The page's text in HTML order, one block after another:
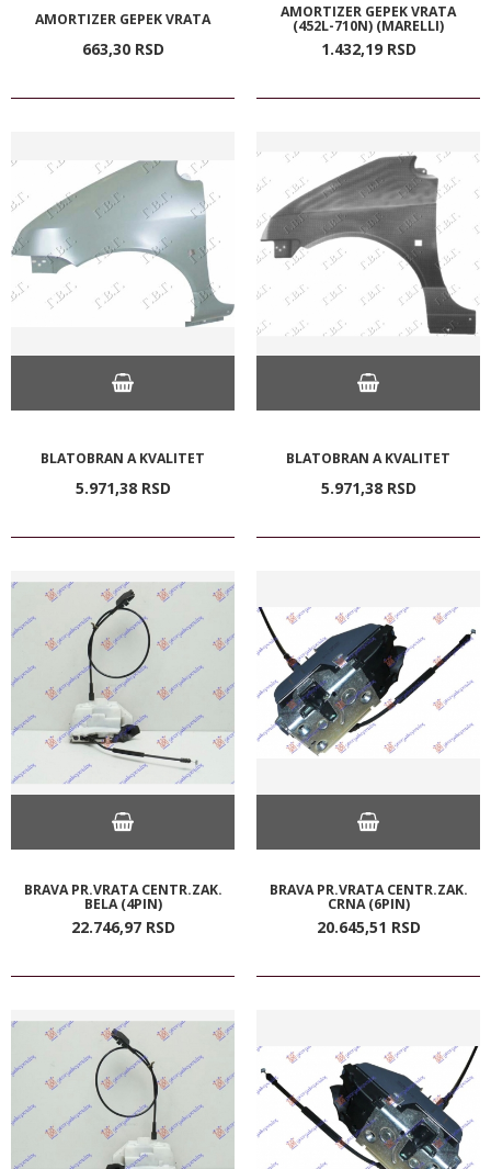
AMORTIZER GEPEK VRATA
663,30 RSD
AMORTIZER GEPEK VRATA
(452L-710N) (MARELLI)
1.432,19 RSD
BLATOBRAN A KVALITET
5.971,38 RSD
BLATOBRAN A KVALITET
5.971,38 RSD
BRAVA PR.VRATA CENTR.ZAK.
BELA (4PIN)
22.746,97 RSD
BRAVA PR.VRATA CENTR.ZAK.
CRNA (6PIN)
20.645,51 RSD